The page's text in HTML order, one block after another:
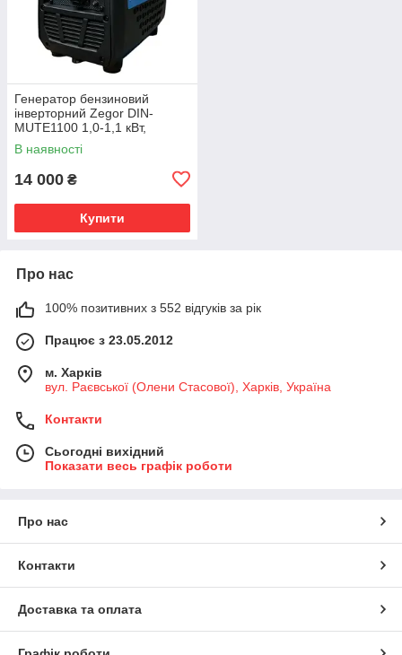
Генератор бензиновий
інверторний Zegor DIN-
MUTE1100 1,0-1,1 кВт,
ручний стартер, мідна
обмотка
В наявності
14 000 ₴
Купити
Про нас
100% позитивних з 552 відгуків за рік
Працює з 23.05.2012
м. Харків
вул. Раєвської (Олени Стасової), Харків, Україна
Контакти
Сьогодні вихідний
Показати весь графік роботи
Про нас
Контакти
Доставка та оплата